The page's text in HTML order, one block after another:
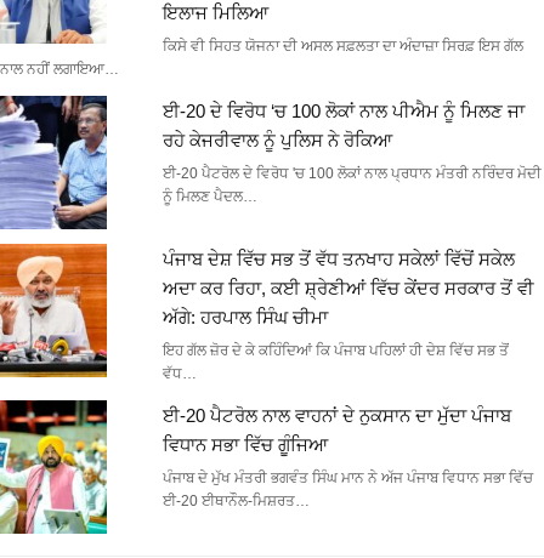
ਇਲਾਜ ਮਿਲਿਆ
ਕਿਸੇ ਵੀ ਸਿਹਤ ਯੋਜਨਾ ਦੀ ਅਸਲ ਸਫ਼ਲਤਾ ਦਾ ਅੰਦਾਜ਼ਾ ਸਿਰਫ਼ ਇਸ ਗੱਲ
ਨਾਲ ਨਹੀਂ ਲਗਾਇਆ…
ਈ-20 ਦੇ ਵਿਰੋਧ ‘ਚ 100 ਲੋਕਾਂ ਨਾਲ ਪੀਐਮ ਨੂੰ ਮਿਲਣ ਜਾ
ਰਹੇ ਕੇਜਰੀਵਾਲ ਨੂੰ ਪੁਲਿਸ ਨੇ ਰੋਕਿਆ
ਈ-20 ਪੈਟਰੋਲ ਦੇ ਵਿਰੋਧ 'ਚ 100 ਲੋਕਾਂ ਨਾਲ ਪ੍ਰਧਾਨ ਮੰਤਰੀ ਨਰਿੰਦਰ ਮੋਦੀ
ਨੂੰ ਮਿਲਣ ਪੈਦਲ…
ਪੰਜਾਬ ਦੇਸ਼ ਵਿੱਚ ਸਭ ਤੋਂ ਵੱਧ ਤਨਖਾਹ ਸਕੇਲਾਂ ਵਿੱਚੋਂ ਸਕੇਲ
ਅਦਾ ਕਰ ਰਿਹਾ, ਕਈ ਸ਼੍ਰੇਣੀਆਂ ਵਿੱਚ ਕੇਂਦਰ ਸਰਕਾਰ ਤੋਂ ਵੀ
ਅੱਗੇ: ਹਰਪਾਲ ਸਿੰਘ ਚੀਮਾ
ਇਹ ਗੱਲ ਜ਼ੋਰ ਦੇ ਕੇ ਕਹਿੰਦਿਆਂ ਕਿ ਪੰਜਾਬ ਪਹਿਲਾਂ ਹੀ ਦੇਸ਼ ਵਿੱਚ ਸਭ ਤੋਂ
ਵੱਧ…
ਈ-20 ਪੈਟਰੋਲ ਨਾਲ ਵਾਹਨਾਂ ਦੇ ਨੁਕਸਾਨ ਦਾ ਮੁੱਦਾ ਪੰਜਾਬ
ਵਿਧਾਨ ਸਭਾ ਵਿੱਚ ਗੂੰਜਿਆ
ਪੰਜਾਬ ਦੇ ਮੁੱਖ ਮੰਤਰੀ ਭਗਵੰਤ ਸਿੰਘ ਮਾਨ ਨੇ ਅੱਜ ਪੰਜਾਬ ਵਿਧਾਨ ਸਭਾ ਵਿੱਚ
ਈ-20 ਈਥਾਨੌਲ-ਮਿਸ਼ਰਤ…